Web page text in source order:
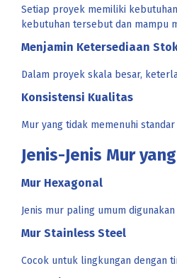
Setiap proyek memiliki
kebutuhan tersebut dan mampu
Menjamin Ketersediaan
Dalam proyek skala besar,
Konsistensi Kualitas
Mur yang tidak memenuhi
Jenis-Jenis Mur
Mur Hexagonal
Jenis mur paling umum
Mur Stainless Steel
Cocok untuk lingkungan dengan